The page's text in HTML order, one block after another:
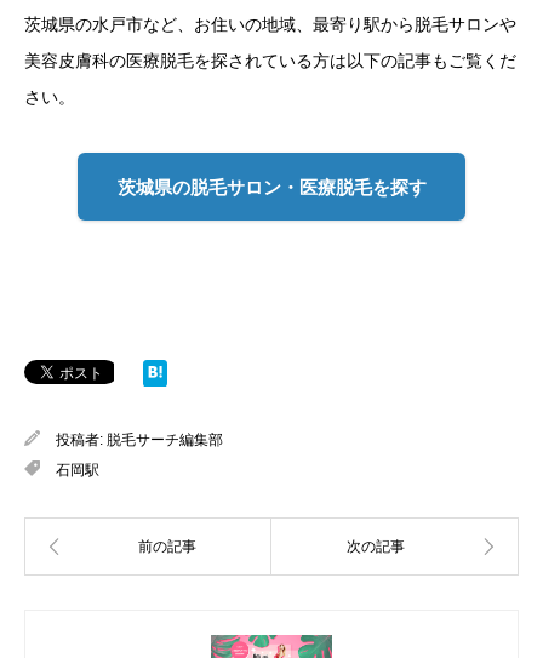
茨城県の水戸市など、お住いの地域、最寄り駅から脱毛サロンや
美容皮膚科の医療脱毛を探されている方は以下の記事もご覧くだ
さい。
茨城県の脱毛サロン・医療脱毛を探す
投稿者: 脱毛サーチ編集部
石岡駅